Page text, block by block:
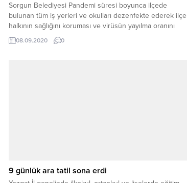
Sorgun Belediyesi Pandemi süresi boyunca ilçede
bulunan tüm iş yerleri ve okulları dezenfekte ederek ilçe
halkının sağlığını koruması ve virüsün yayılma oranını
düşürmek için çalışmalarını sürdürüyor.
08.09.2020 0
9 günlük ara tatil sona erdi